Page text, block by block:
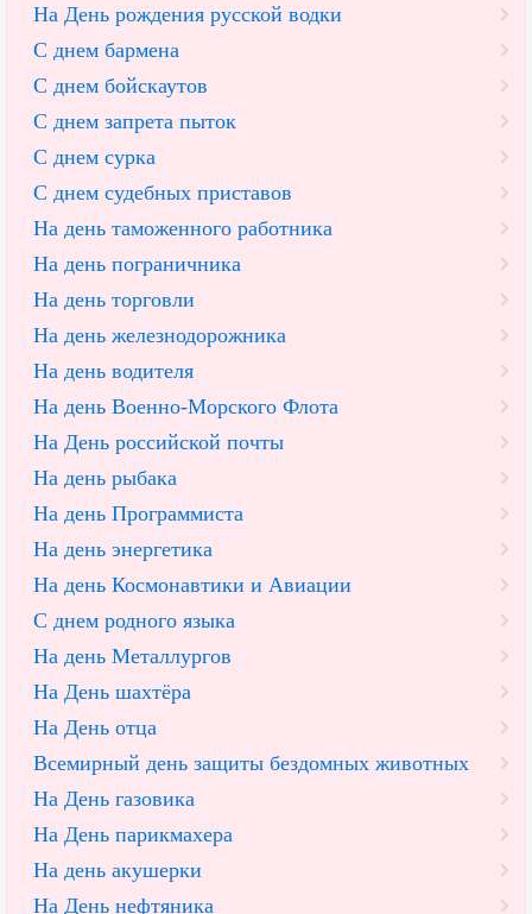
На День рождения русской водки
С днем бармена
С днем бойскаутов
С днем запрета пыток
С днем сурка
С днем судебных приставов
На день таможенного работника
На день пограничника
На день торговли
На день железнодорожника
На день водителя
На день Военно-Морского Флота
На День российской почты
На день рыбака
На день Программиста
На день энергетика
На день Космонавтики и Авиации
С днем родного языка
На день Металлургов
На День шахтёра
На День отца
Всемирный день защиты бездомных животных
На День газовика
На День парикмахера
На день акушерки
На День нефтяника